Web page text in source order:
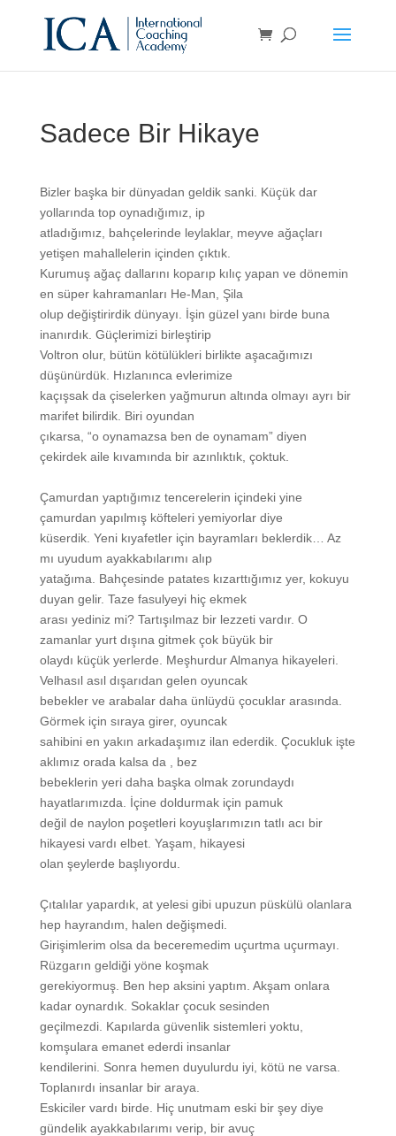
Sadece Bir Hikaye
Bizler başka bir dünyadan geldik sanki. Küçük dar
yollarında top oynadığımız, ip
atladığımız, bahçelerinde leylaklar, meyve ağaçları
yetişen mahallelerin içinden çıktık.
Kurumuş ağaç dallarını koparıp kılıç yapan ve dönemin
en süper kahramanları He-Man, Şila
olup değiştirirdik dünyayı. İşin güzel yanı birde buna
inanırdık. Güçlerimizi birleştirip
Voltron olur, bütün kötülükleri birlikte aşacağımızı
düşünürdük. Hızlanınca evlerimize
kaçışsak da çiselerken yağmurun altında olmayı ayrı bir
marifet bilirdik. Biri oyundan
çıkarsa, “o oynamazsa ben de oynamam” diyen
çekirdek aile kıvamında bir azınlıktık, çoktuk.
Çamurdan yaptığımız tencerelerin içindeki yine
çamurdan yapılmış köfteleri yemiyorlar diye
küserdik. Yeni kıyafetler için bayramları beklerdik… Az
mı uyudum ayakkabılarımı alıp
yatağıma. Bahçesinde patates kızarttığımız yer, kokuyu
duyan gelir. Taze fasulyeyi hiç ekmek
arası yediniz mi? Tartışılmaz bir lezzeti vardır. O
zamanlar yurt dışına gitmek çok büyük bir
olaydı küçük yerlerde. Meşhurdur Almanya hikayeleri.
Velhasıl asıl dışarıdan gelen oyuncak
bebekler ve arabalar daha ünlüydü çocuklar arasında.
Görmek için sıraya girer, oyuncak
sahibini en yakın arkadaşımız ilan ederdik. Çocukluk işte
aklımız orada kalsa da , bez
bebeklerin yeri daha başka olmak zorundaydı
hayatlarımızda. İçine doldurmak için pamuk
değil de naylon poşetleri koyuşlarımızın tatlı acı bir
hikayesi vardı elbet. Yaşam, hikayesi
olan şeylerde başlıyordu.
Çıtalılar yapardık, at yelesi gibi upuzun püskülü olanlara
hep hayrandım, halen değişmedi.
Girişimlerim olsa da beceremedim uçurtma uçurmayı.
Rüzgarın geldiği yöne koşmak
gerekiyormuş. Ben hep aksini yaptım. Akşam onlara
kadar oynardık. Sokaklar çocuk sesinden
geçilmezdi. Kapılarda güvenlik sistemleri yoktu,
komşulara emanet ederdi insanlar
kendilerini. Sonra hemen duyulurdu iyi, kötü ne varsa.
Toplanırdı insanlar bir araya.
Eskiciler vardı birde. Hiç unutmam eski bir şey diye
gündelik ayakkabılarımı verip, bir avuç